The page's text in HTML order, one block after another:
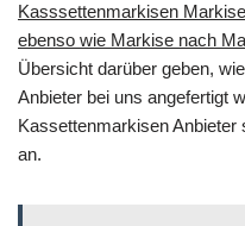
Kasssettenmarkisen
ebenso wie Markise nach
Übersicht darüber geben,
Anbieter bei uns angefertigt
Kassettenmarkisen
an.